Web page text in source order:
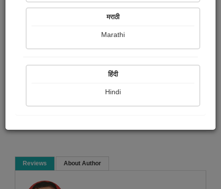
મિશન મંગલ
Child Literature Crime
Thriller & Mystery
Reviews About Author
मराठी
Marathi
हिंदी
Hindi